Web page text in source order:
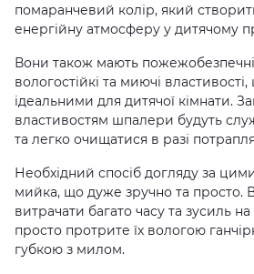
помаранчевий колір, який
енергійну атмосферу у дитячому
Вони також мають пожежобезпечні,
вологостійкі та миючі
ідеальними для дитячої кімнати.
властивостям шпалери будуть
та легко очищатися в разі
Необхідний спосіб догляду за
мийка, що дуже зручно та просто.
витрачати багато часу та зусиль
просто протрите їх вологою
губкою з милом.